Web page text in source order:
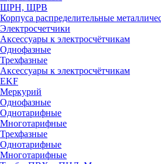
ЩРН, ЩРВ
Корпуса распределительные
Электросчетчики
Аксессуары к электросчётчикам
Однофазные
Трехфазные
Аксессуары к электросчётчикам
EKF
Меркурий
Однофазные
Однотарифные
Многотарифные
Трехфазные
Однотарифные
Многотарифные